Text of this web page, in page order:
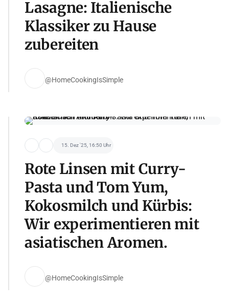
Lasagne: Italienische
Klassiker zu Hause
zubereiten
@HomeCookingIsSimple
15. Dez '25, 16:50 Uhr
Rote Linsen mit Curry-
Pasta und Tom Yum,
Kokosmilch und Kürbis:
Wir experimentieren mit
asiatischen Aromen.
@HomeCookingIsSimple